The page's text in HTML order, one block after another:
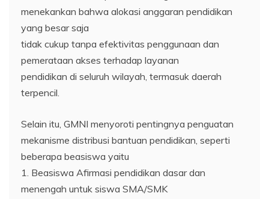
menekankan bahwa alokasi anggaran pendidikan
yang besar saja
tidak cukup tanpa efektivitas penggunaan dan
pemerataan akses terhadap layanan
pendidikan di seluruh wilayah, termasuk daerah
terpencil.
Selain itu, GMNI menyoroti pentingnya penguatan
mekanisme distribusi bantuan pendidikan, seperti
beberapa beasiswa yaitu
1. Beasiswa Afirmasi pendidikan dasar dan
menengah untuk siswa SMA/SMK